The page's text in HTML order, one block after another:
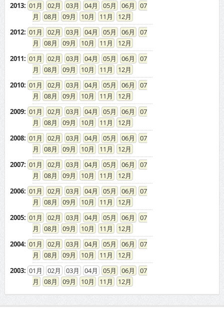
2013: 01 02 03 04 05 06
07
08
09 10 11
12
2012: 01 02 03 04 05 06
07
08
09 10 11
12
2011: 01 02 03 04 05 06
07
08
09 10 11
12
2010: 01 02 03 04 05 06
07
08
09 10 11
12
2009: 01 02 03 04 05 06
07
08
09 10 11
12
2008: 01 02 03 04 05 06
07
08
09 10 11
12
2007: 01 02 03 04 05 06
07
08
09 10 11
12
2006: 01 02 03 04 05 06
07
08
09 10 11
12
2005: 01 02 03 04 05 06
07
08
09 10 11
12
2004: 01 02 03 04 05 06
07
08
09 10 11
12
2003: 01 02 03 04 05 06
07
08
09 10 11 12